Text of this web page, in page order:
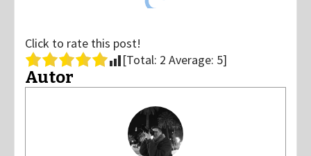
Click to rate this post!
[Total: 2 Average: 5]
Autor